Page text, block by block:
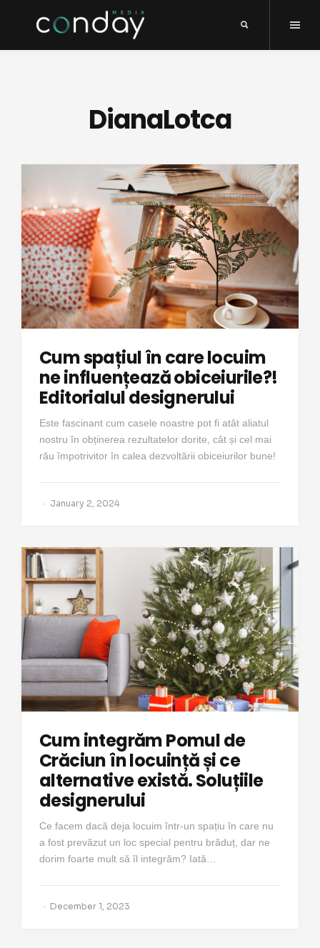
DianaLotca
Cum spațiul în care locuim
ne influențează obiceiurile?!
Editorialul designerului
Este fascinant cum casele noastre pot fi atât aliatul
nostru în obținerea rezultatelor dorite, cât și cel mai
rău împotrivitor în calea dezvoltării obiceiurilor bune!
January 2, 2024
Cum integrăm Pomul de
Crăciun în locuință și ce
alternative există. Soluțiile
designerului
Ce facem dacă deja locuim într-un spațiu în care nu
a fost prevăzut un loc special pentru brăduț, dar ne
dorim foarte mult să îl integrăm? Iată…
December 1, 2023